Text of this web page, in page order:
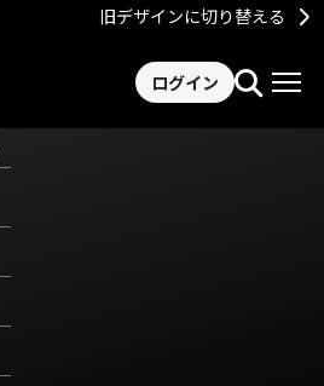
旧デザインに切り替える
ログイン